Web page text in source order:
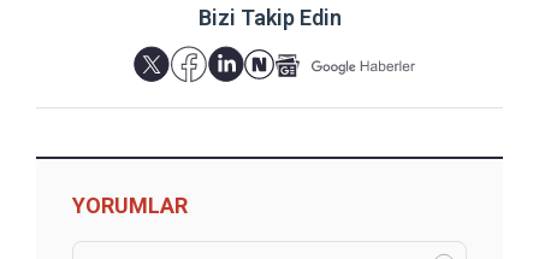
Bizi Takip Edin
YORUMLAR